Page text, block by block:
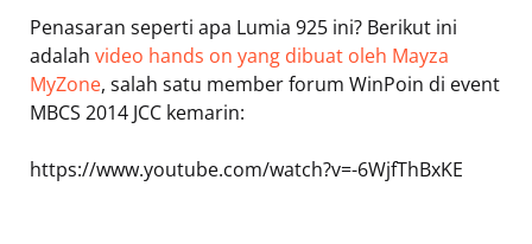
Penasaran seperti apa Lumia 925 ini? Berikut ini
adalah video hands on yang dibuat oleh Mayza
MyZone, salah satu member forum WinPoin di event
MBCS 2014 JCC kemarin:
https://www.youtube.com/watch?v=-6WjfThBxKE